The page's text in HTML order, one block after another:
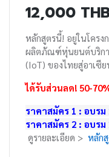
12,000
หลักสูตรนี้! อยู่ในโครง
ผลิตภัณฑ์หุ่นยนต์บริก
(IoT) ของไทยสู่อาเซีย
ได้รับส่วนลด! 50-
ราคาสมัคร 1 : อบร
ราคาสมัคร 2 : อบร
ดูรายละเอียด > หลักสู